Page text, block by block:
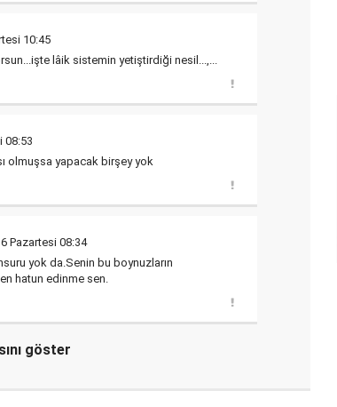
10:45
lâik sistemin yetiştirdiği nesil...,...
08:53
olmuşsa yapacak birşey yok
Pazartesi 08:34
yok da.Senin bu boynuzların
hatun edinme sen.
göster